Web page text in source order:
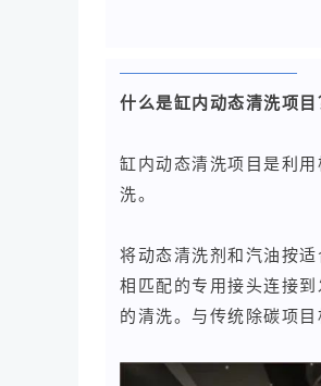
什么是缸内动态清洗项目
缸内动态清洗项目是利
洗。
将动态清洗剂和汽油按
相匹配的专用接头连接
的清洗。与传统除碳项